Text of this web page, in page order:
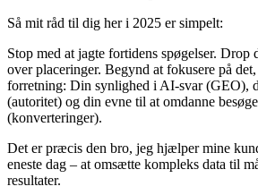
Så mit råd til dig her i 2025 er simpelt:
Stop med at jagte fortidens spøgelser. Drop
over placeringer. Begynd at fokusere på
forretning: Din synlighed i AI-svar (GEO),
(autoritet) og din evne til at omdanne
(konverteringer).
Det er præcis den bro, jeg hjælper mine
eneste dag – at omsætte kompleks data til
resultater.